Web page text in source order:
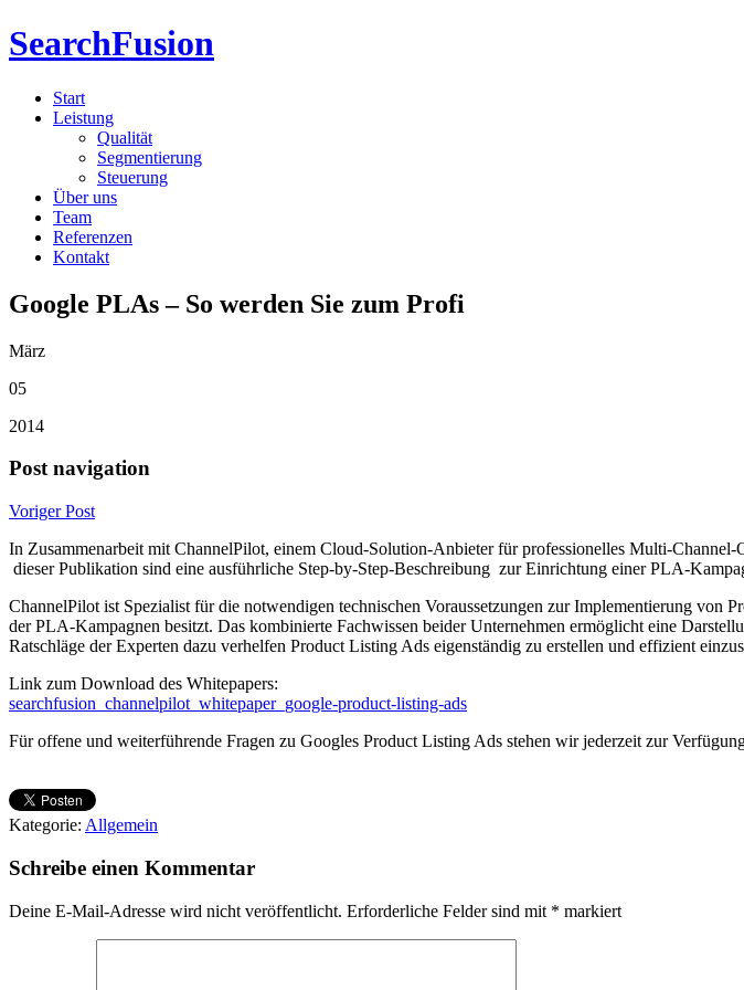
SearchFusion
Start
Leistung
Qualität
Segmentierung
Steuerung
Über uns
Team
Referenzen
Kontakt
Google PLAs – So werden Sie zum Profi
März
05
2014
Post navigation
Voriger Post
In Zusammenarbeit mit ChannelPilot, einem Cloud-Solution-Anbieter für professionelles Multi-
dieser Publikation sind eine ausführliche Step-by-Step-Beschreibung zur Einrichtung einer PLA-
ChannelPilot ist Spezialist für die notwendigen technischen Voraussetzungen zur Implementierung
der PLA-Kampagnen besitzt. Das kombinierte Fachwissen beider Unternehmen ermöglicht eine
Ratschläge der Experten dazu verhelfen Product Listing Ads eigenständig zu erstellen und effizient
Link zum Download des Whitepapers:
searchfusion_channelpilot_whitepaper_google-product-listing-ads
Für offene und weiterführende Fragen zu Googles Product Listing Ads stehen wir jederzeit zur
Kategorie: Allgemein
Schreibe einen Kommentar
Deine E-Mail-Adresse wird nicht veröffentlicht. Erforderliche Felder sind mit * markiert